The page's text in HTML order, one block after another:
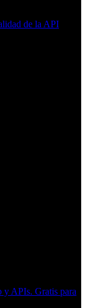
de la API
APIs. Gratis para